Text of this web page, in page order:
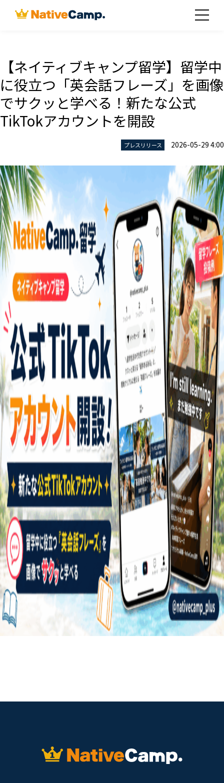
【ネイティブキャンプ留学】留学中
に役立つ「英会話フレーズ」を画像
でサクッと学べる！新たな公式
TikTokアカウントを開設
プレスリリース 2026-05-29 4:00